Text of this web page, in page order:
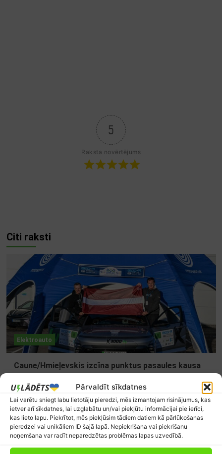
Pārvaldīt sīkdatnes
Lai varētu sniegt labu lietotāju pieredzi, mēs izmantojam risinājumus, kas
ietver arī sīkdatnes, lai uzglabātu un/vai piekļūtu informācijai pie ierīci,
kas lieto lapu. Piekrītot, mēs piekļūsim tādiem datiem kā pārlūkošanas
pieredzei vai unikāliem ID šajā lapā. Nepiekrišana vai piekrišanu
noņemšana var radīt neparedzētas problēmas lapas uzvedībā.
5
Raksta novērtējums
Citi raksti
Elektroauto
Caune/Hmieļevskis izcīna punktus pasaules kausa
posmā Skotijā
Preses relīze 5. augusts, 2026. 0